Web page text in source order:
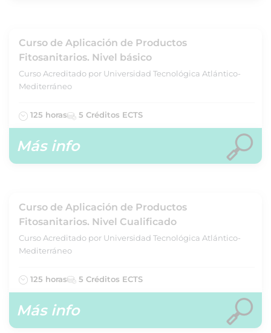
Curso de Aplicación de Productos
Fitosanitarios. Nivel básico
Curso Acreditado por Universidad Tecnológica Atlántico-
Mediterráneo
125 horas 5 Créditos ECTS
Más info
Curso de Aplicación de Productos
Fitosanitarios. Nivel Cualificado
Curso Acreditado por Universidad Tecnológica Atlántico-
Mediterráneo
125 horas 5 Créditos ECTS
Más info